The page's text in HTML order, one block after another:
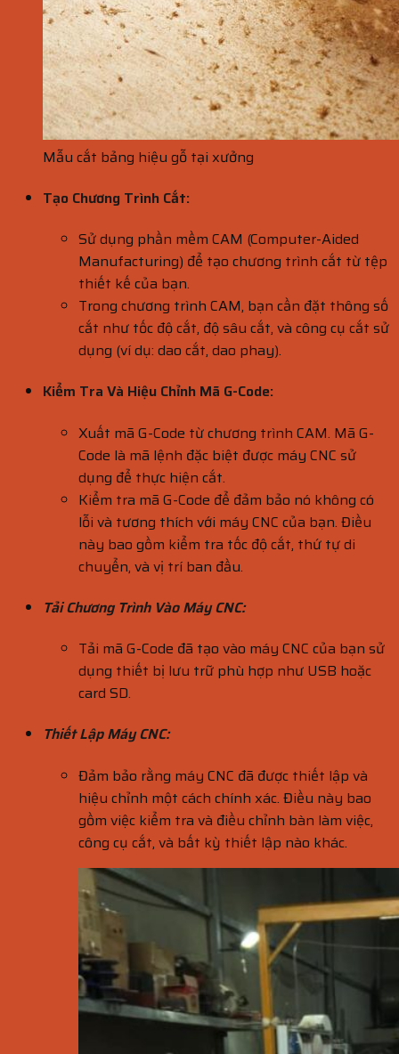
Mẫu cắt bảng hiệu gỗ tại xưởng
Tạo Chương Trình Cắt:
Sử dụng phần mềm CAM (Computer-Aided
Manufacturing) để tạo chương trình cắt từ tệp
thiết kế của bạn.
Trong chương trình CAM, bạn cần đặt thông số
cắt như tốc độ cắt, độ sâu cắt, và công cụ cắt sử
dụng (ví dụ: dao cắt, dao phay).
Kiểm Tra Và Hiệu Chỉnh Mã G-Code:
Xuất mã G-Code từ chương trình CAM. Mã G-
Code là mã lệnh đặc biệt được máy CNC sử
dụng để thực hiện cắt.
Kiểm tra mã G-Code để đảm bảo nó không có
lỗi và tương thích với máy CNC của bạn. Điều
này bao gồm kiểm tra tốc độ cắt, thứ tự di
chuyển, và vị trí ban đầu.
Tải Chương Trình Vào Máy CNC:
Tải mã G-Code đã tạo vào máy CNC của bạn sử
dụng thiết bị lưu trữ phù hợp như USB hoặc
card SD.
Thiết Lập Máy CNC:
Đảm bảo rằng máy CNC đã được thiết lập và
hiệu chỉnh một cách chính xác. Điều này bao
gồm việc kiểm tra và điều chỉnh bàn làm việc,
công cụ cắt, và bất kỳ thiết lập nào khác.